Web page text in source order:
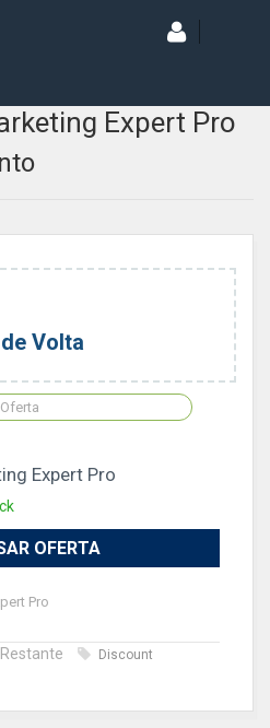
Expert Pro
Volta
Oferta
Expert Pro
OFERTA
Pro
Discount